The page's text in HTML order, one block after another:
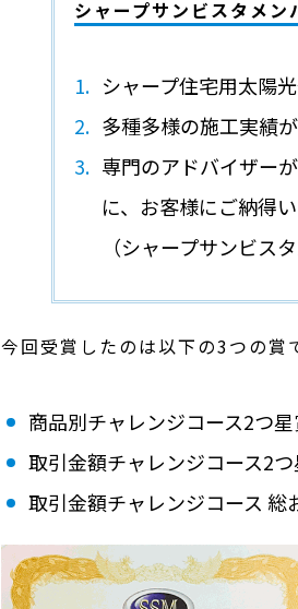
シャープサンビスタメ
シャープ住宅用太陽
多種多様の施工実績
専門のアドバイザー
に、お客様にご納得
（シャープサンビス
今回受賞したのは以下の3つの賞
商品別チャレンジコース2つ星
取引金額チャレンジコース2
取引金額チャレンジコース 総